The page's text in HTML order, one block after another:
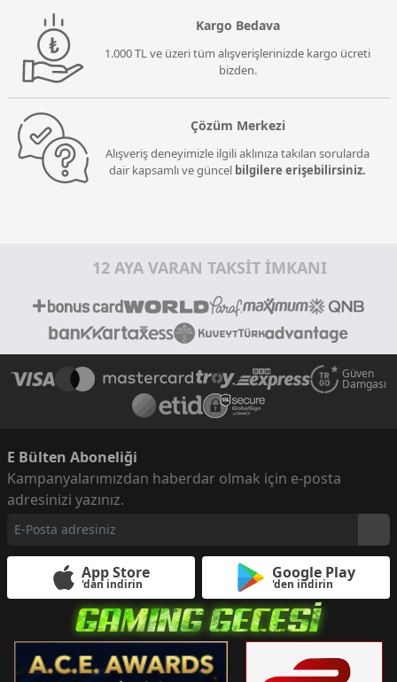
Kargo Bedava
1.000 TL ve üzeri tüm alışverişlerinizde kargo ücreti
bizden.
Çözüm Merkezi
Alışveriş deneyimizle ilgili aklınıza takılan sorularda
dair kapsamlı ve güncel bilgilere erişebilirsiniz.
12 AYA VARAN TAKSİT İMKANI
Güven
Damgası
E Bülten Aboneliği
Kampanyalarımızdan haberdar olmak için e-posta
adresinizi yazınız.
App Store
'dan indirin
Google Play
'den indirin